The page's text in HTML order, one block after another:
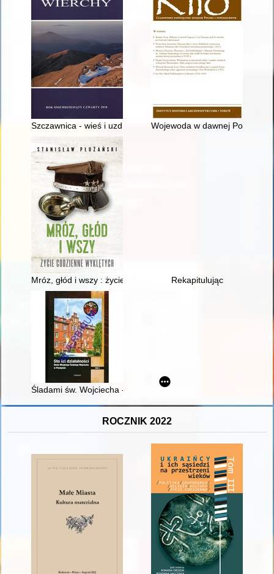
Szczawnica - wieś i uzdrowisko do początku XX wieku. Cz. 1
Wojewoda w dawnej Polsce -
Mróz, głód i wszy : życie codzienne Wyklętych : na podstawie
Rekapitulując
Śladami św. Wojciecha - Adalberta i jeszcze dalej
ROCZNIK 2022